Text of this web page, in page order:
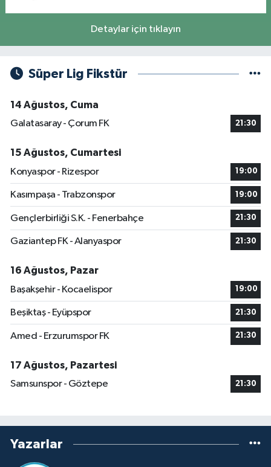
Detaylar için tıklayın
Süper Lig Fikstür
14 Ağustos, Cuma
Galatasaray - Çorum FK
21:30
15 Ağustos, Cumartesi
Konyaspor - Rizespor
19:00
Kasımpaşa - Trabzonspor 19:00
Gençlerbirliği S.K. - Fenerbahçe 21:30
Gaziantep FK - Alanyaspor 21:30
16 Ağustos, Pazar
Başakşehir - Kocaelispor
19:00
Beşiktaş - Eyüpspor 21:30
Amed - Erzurumspor FK 21:30
17 Ağustos, Pazartesi
Samsunspor - Göztepe
21:30
Yazarlar